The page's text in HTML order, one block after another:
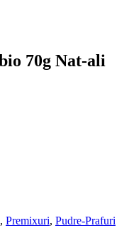
70g Nat-ali
, Premixuri, Pudre-Prafuri